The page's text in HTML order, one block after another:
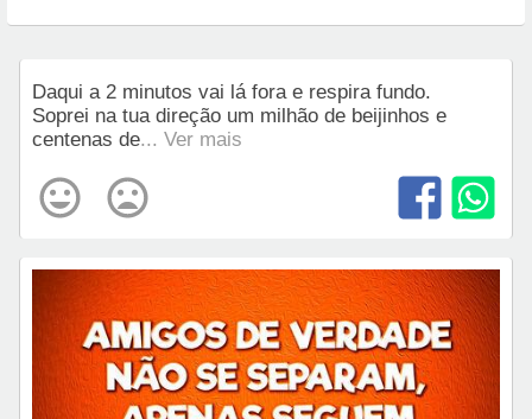
Daqui a 2 minutos vai lá fora e respira fundo.
Soprei na tua direção um milhão de beijinhos e
centenas de... Ver mais